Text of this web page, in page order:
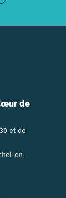
de
et de
en-